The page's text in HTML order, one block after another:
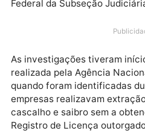
ilegal de areia, cascalho e
Rondônia. Nas diligências
Federal da Subseção
As investigações tiveram